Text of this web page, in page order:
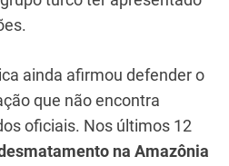
ainda afirmou defender o
que não encontra
oficiais. Nos últimos 12
na Amazônia